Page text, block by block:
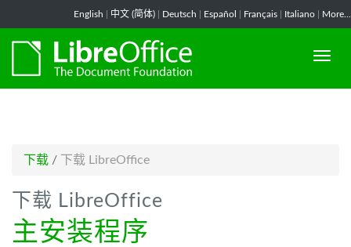
English 中文 (简体) Deutsch Español Français Italiano More...
下载 / 下载 LibreOffice
下载 LibreOffice
主安装程序